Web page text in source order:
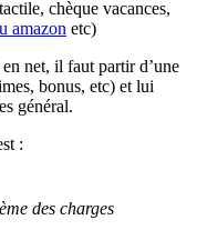
chèque vacances,
amazon etc)
net, il faut partir d’une
bonus, etc) et lui
général.
:
des charges